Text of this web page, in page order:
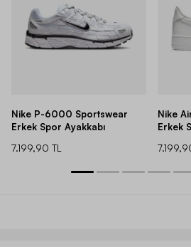
Nike P-6000 Sportswear
Erkek Spor Ayakkabı
7.199,90 TL
Nike
Erkek